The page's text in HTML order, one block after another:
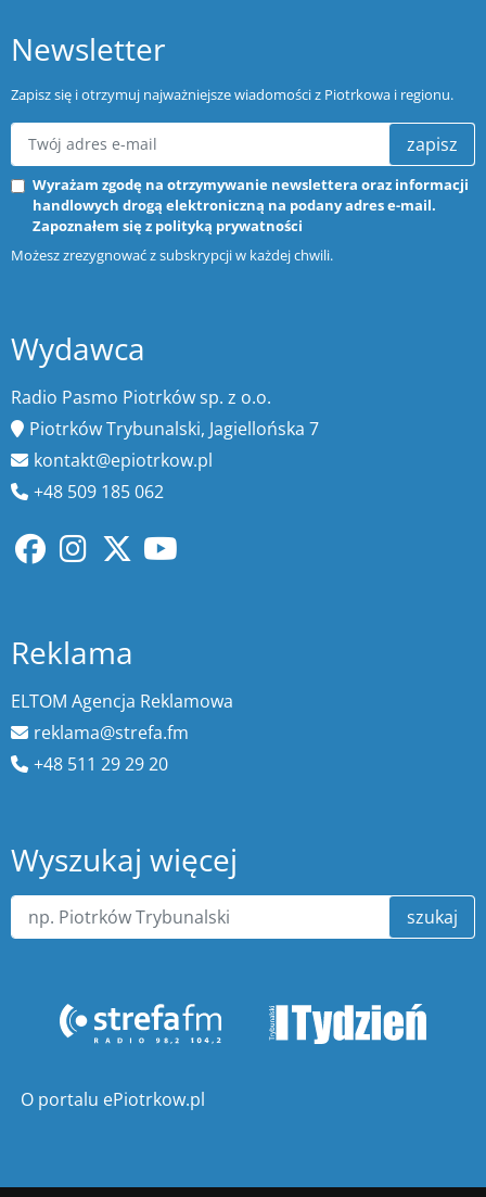
Newsletter
Zapisz się i otrzymuj najważniejsze wiadomości z Piotrkowa i regionu.
zapisz
Wyrażam zgodę na otrzymywanie newslettera oraz informacji
handlowych drogą elektroniczną na podany adres e-mail.
Zapoznałem się z polityką prywatności
Możesz zrezygnować z subskrypcji w każdej chwili.
Wydawca
Radio Pasmo Piotrków sp. z o.o.
Piotrków Trybunalski, Jagiellońska 7
kontakt@epiotrkow.pl
+48 509 185 062
Reklama
ELTOM Agencja Reklamowa
reklama@strefa.fm
+48 511 29 29 20
Wyszukaj więcej
szukaj
O portalu ePiotrkow.pl